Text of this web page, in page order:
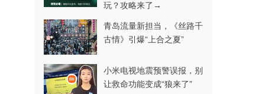
玩？攻略来了→
青岛流量新担当，《丝路千
古情》引爆“上合之夏”
小米电视地震预警误报，别
让救命功能变成“狼来了”